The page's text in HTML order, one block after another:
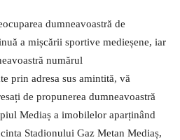
dumneavoastră de
a mișcării sportive medieșene, iar
numărul
prin adresa sus amintită, vă
de propunerea dumneavoastră
Mediaș a imobilelor aparținând
Stadionului Gaz Metan Mediaș,